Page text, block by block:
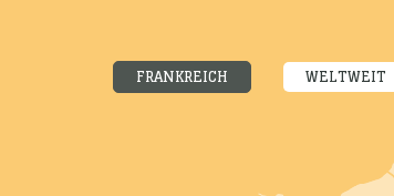
FRANKREICH WELTWEIT